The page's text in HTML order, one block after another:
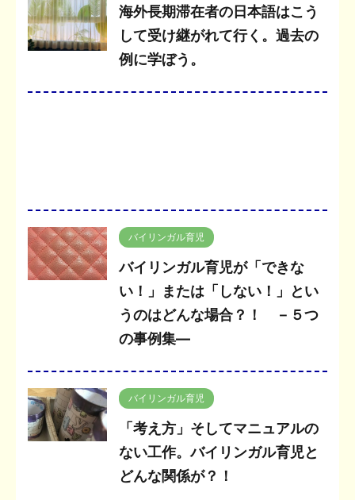
海外長期滞在者の日本語はこう
して受け継がれて行く。過去の
例に学ぼう。
バイリンガル育児
バイリンガル育児が「できな
い！」または「しない！」とい
うのはどんな場合？！ －５つ
の事例集―
バイリンガル育児
「考え方」そしてマニュアルの
ない工作。バイリンガル育児と
どんな関係が？！